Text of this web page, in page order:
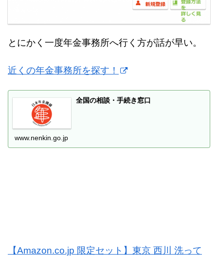
とにかく一度年金事務所へ行く方が話が早い。
近くの年金事務所を探す！
全国の相談・手続き窓口
www.nenkin.go.jp
【Amazon.co.jp 限定セット】東京 西川 洗って